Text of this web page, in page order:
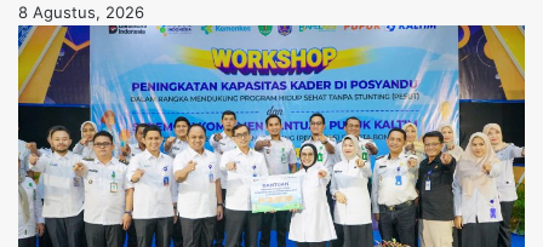
8 Agustus, 2026